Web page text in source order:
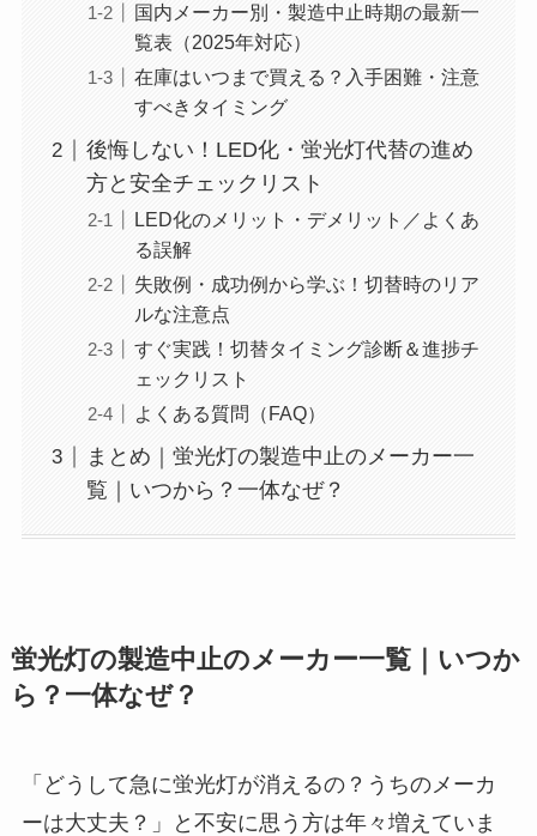
国内メーカー別・製造中止時期の最新一
覧表（2025年対応）
在庫はいつまで買える？入手困難・注意
すべきタイミング
後悔しない！LED化・蛍光灯代替の進め
方と安全チェックリスト
LED化のメリット・デメリット／よくあ
る誤解
失敗例・成功例から学ぶ！切替時のリア
ルな注意点
すぐ実践！切替タイミング診断＆進捗チ
ェックリスト
よくある質問（FAQ）
まとめ｜蛍光灯の製造中止のメーカー一
覧｜いつから？一体なぜ？
蛍光灯の製造中止のメーカー一覧｜いつか
ら？一体なぜ？
「どうして急に蛍光灯が消えるの？うちのメーカ
ーは大丈夫？」と不安に思う方は年々増えていま